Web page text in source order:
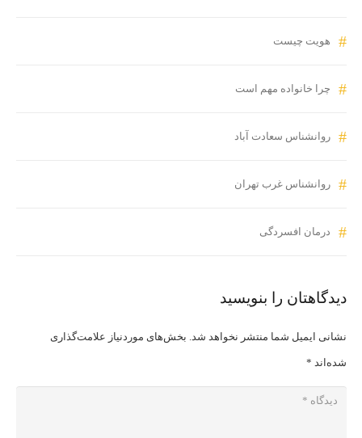
هویت چیست
چرا خانواده مهم است
روانشناس سعادت آباد
روانشناس غرب تهران
درمان افسردگی
دیدگاهتان را بنویسید
نشانی ایمیل شما منتشر نخواهد شد. بخش‌های موردنیاز علامت‌گذاری
شده‌اند *